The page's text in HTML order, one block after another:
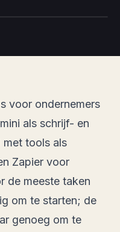
voor ondernemers
als schrijf- en
met tools als
Zapier voor
de meeste taken
om te starten; de
genoeg om te